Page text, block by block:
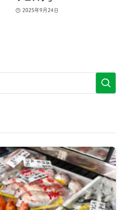
2025年9月24日